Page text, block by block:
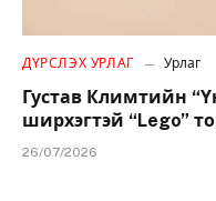
ДҮРСЛЭХ УРЛАГ Урлаг
Густав Климтийн
ширхэгтэй “Lego”
26/07/2026